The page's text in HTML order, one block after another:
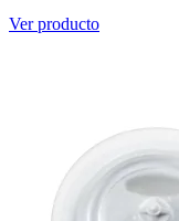
Ver producto